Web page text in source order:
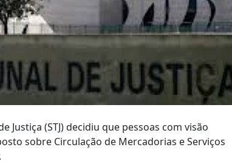
Justiça (STJ) decidiu que pessoas com visão
sobre Circulação de Mercadorias e Serviços